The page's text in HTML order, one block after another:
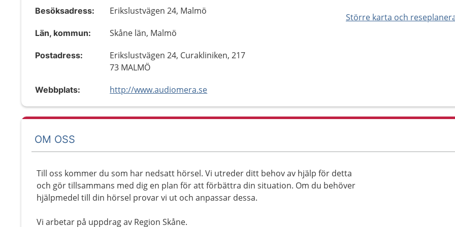
Större karta och
Besöksadress: Erikslustvägen 24, Malmö
Län, kommun: Skåne län, Malmö
Postadress:
Erikslustvägen 24, Curakliniken, 217
73 MALMÖ
Webbplats: http://www.audiomera.se
OM OSS
Till oss kommer du som har nedsatt hörsel. Vi utreder ditt behov av hjälp för detta
och gör tillsammans med dig en plan för att förbättra din situation. Om du behöver
hjälpmedel till din hörsel provar vi ut och anpassar dessa.
Vi arbetar på uppdrag av Region Skåne.